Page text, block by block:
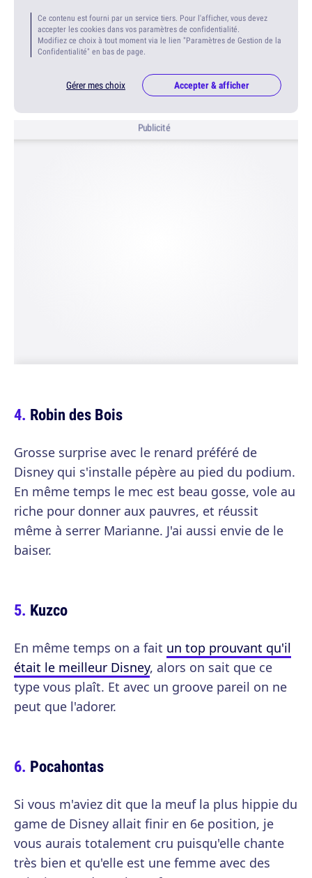
Ce contenu est fourni par un service tiers. Pour l'afficher, vous devez
accepter les cookies dans vos paramètres de confidentialité.
Modifiez ce choix à tout moment via le lien "Paramètres de Gestion de la
Confidentialité" en bas de page.
Gérer mes choix Accepter & afficher
Publicité
Robin des Bois
Grosse surprise avec le renard préféré de
Disney qui s'installe pépère au pied du podium.
En même temps le mec est beau gosse, vole au
riche pour donner aux pauvres, et réussit
même à serrer Marianne. J'ai aussi envie de le
baiser.
Kuzco
En même temps on a fait un top prouvant qu'il
était le meilleur Disney, alors on sait que ce
type vous plaît. Et avec un groove pareil on ne
peut que l'adorer.
Pocahontas
Si vous m'aviez dit que la meuf la plus hippie du
game de Disney allait finir en 6e position, je
vous aurais totalement cru puisqu'elle chante
très bien et qu'elle est une femme avec des